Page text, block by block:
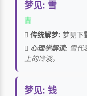
梦见: 雪
吉
传统解梦: 梦见下
心理学解读: 雪代
上的冷淡。
梦见: 钱